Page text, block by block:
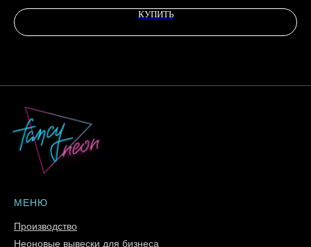
КУПИТЬ
МЕНЮ
Производство
Неоновые вывески для бизнеса